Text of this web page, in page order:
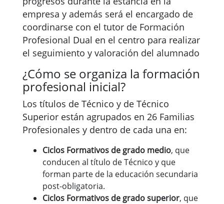
empresa y además será el encargado de
coordinarse con el tutor de Formación
Profesional Dual en el centro para realizar
el seguimiento y valoración del alumnado
¿Cómo se organiza la formación
profesional inicial?
Los títulos de Técnico y de Técnico
Superior están agrupados en 26 Familias
Profesionales y dentro de cada una en:
Ciclos Formativos de grado medio, que
conducen al título de Técnico y que
forman parte de la educación secundaria
post-obligatoria.
Ciclos Formativos de grado superior, que